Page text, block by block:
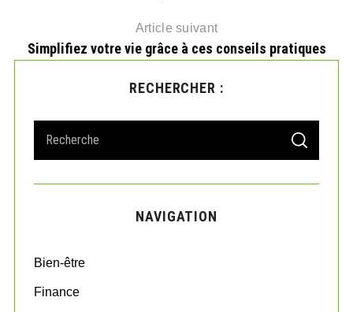
Article suivant
Simplifiez votre vie grâce à ces conseils pratiques
RECHERCHER :
a
r
o
:
S
A
C
NAVIGATION
Bien-être
Finance